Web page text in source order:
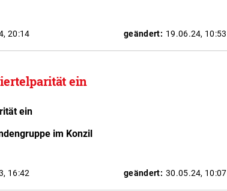
20:14 geändert: 19.06.24, 10:53
ein
ein
im Konzil
16:42 geändert: 30.05.24, 10:07